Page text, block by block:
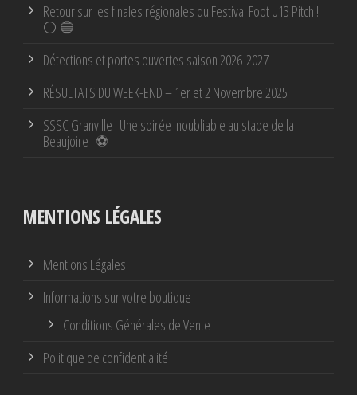
Retour sur les finales régionales du Festival Foot U13 Pitch !
⚪ 🔵
Détections et portes ouvertes saison 2026-2027
RÉSULTATS DU WEEK-END – 1er et 2 Novembre 2025
SSSC Granville : Une soirée inoubliable au stade de la
Beaujoire ! ⚽
MENTIONS LÉGALES
Mentions Légales
Informations sur votre boutique
Conditions Générales de Vente
Politique de confidentialité